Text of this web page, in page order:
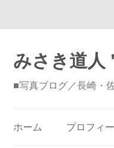
みさき道人
■写真ブログ／長崎・
ホーム プロフィ